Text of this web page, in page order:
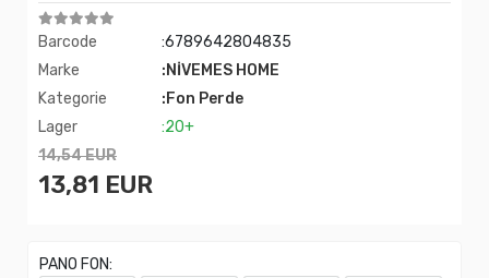
Barcode
:6789642804835
Marke
:NİVEMES HOME
Kategorie
:Fon Perde
Lager
:20+
14,54 EUR
13,81 EUR
PANO FON: